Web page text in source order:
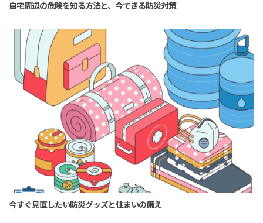
自宅周辺の危険を知る方法と、今できる防災対策
今すぐ見直したい防災グッズと住まいの備え